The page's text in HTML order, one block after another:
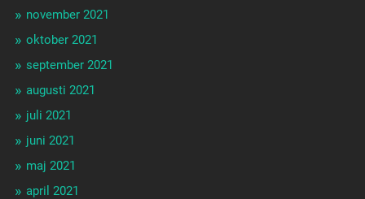
november 2021
oktober 2021
september 2021
augusti 2021
juli 2021
juni 2021
maj 2021
april 2021